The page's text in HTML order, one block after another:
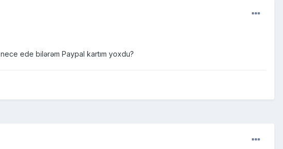
ede bilərəm Paypal kartım yoxdu?